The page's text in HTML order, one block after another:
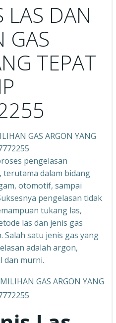
LAS DAN
GAS
TEPAT
GAS ARGON YANG
pengelasan
dalam bidang
otomotif, sampai
pengelasan tidak
tukang las,
las dan jenis gas
satu jenis gas yang
adalah argon,
dan murni.